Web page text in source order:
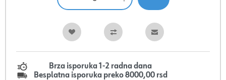
Brza isporuka 1-2 radna dana
Besplatna isporuka preko 8000,00 rsd